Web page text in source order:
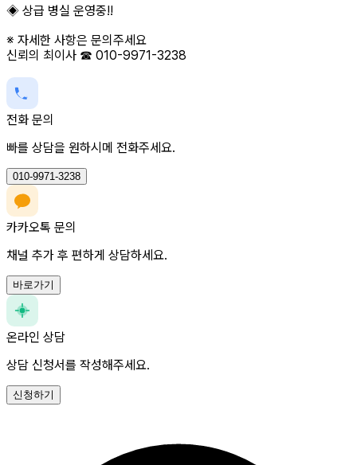
◈ 상급 병실 운영중!!
※ 자세한 사항은 문의주세요
신뢰의 최이사 ☎ 010-9971-3238
전화 문의
빠를 상담을 원하시메 전화주세요.
010-9971-3238
카카오톡 문의
채널 추가 후 편하게 상담하세요.
바로가기
온라인 상담
상담 신청서를 작성해주세요.
신청하기